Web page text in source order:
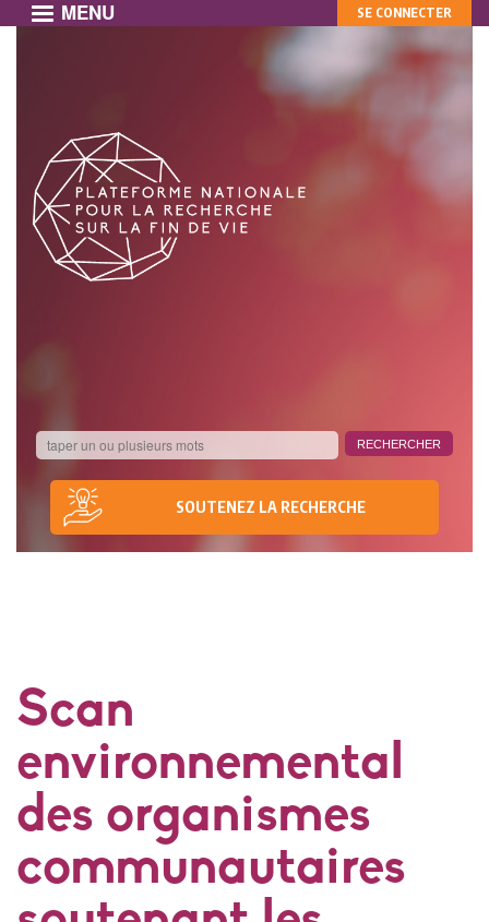
principal
MENU
SOUTENEZ LA RECHERCHE
MON
COMPTE
SE CONNECTER
Scan
environnemental
des organismes
communautaires